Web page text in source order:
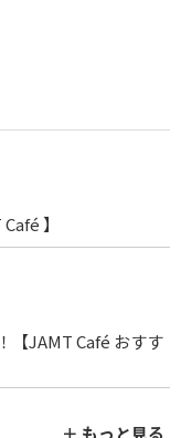
】
【JAMT Café おすす
＋ もっと見る